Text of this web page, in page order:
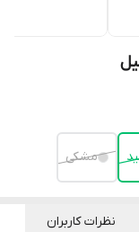
مشکی
نظرات کاربران